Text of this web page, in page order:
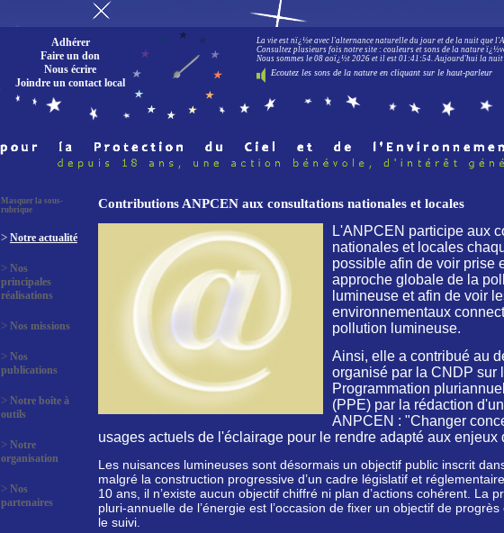
Adhérer
Faire un don
Nous écrire
Joindre un contact local
La vie est nï¿½e avec l'alternance naturelle du jour et de la nuit que
Consultez plusieurs fois notre site : couleurs et sons de la nature
Nous sommes le 08 aoï¿½t 2026 et il est 01:41:55.Aujourd'hui la nuit
Ecoutez les sons de la nature en cliquant sur le haut-parleur
Masquer la sous-
rubrique
> Notre actualité
> Nos
principales
réalisations
> Nos missions
> Nos
publications
> Notre boîte à
outils
> Notre
organisation
> Nos
partenaires
Contributions ANPCEN aux consultations nationales et locales
L'ANPCEN participe aux
nationales et locales
possible afin de voir prise
approche globale de la
lumineuse et afin de voir
environnementaux
pollution lumineuse.
Ainsi, elle a contribué au
organisé par la CNDP sur
Programmation
(PPE) par la rédaction
ANPCEN : "Changer
usages actuels de l'éclairage pour le rendre adapté aux enjeux
Les nuisances lumineuses sont désormais un objectif public inscrit
malgré la construction progressive d’un cadre législatif et
10 ans, il n’existe aucun objectif chiffré ni plan d’actions cohérent. La
pluri-annuelle de l’énergie est l’occasion de fixer un objectif de progrès
le suivi.